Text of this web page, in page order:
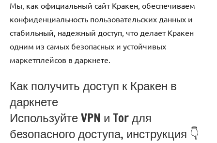
Мы, как официальный сайт Кракен, обеспечиваем
конфиденциальность пользовательских данных и
стабильный, надежный доступ, что делает Кракен
одним из самых безопасных и устойчивых
маркетплейсов в даркнете.
Как получить доступ к Кракен в
даркнете
Используйте VPN и Tor для
безопасного доступа, инструкция 👇